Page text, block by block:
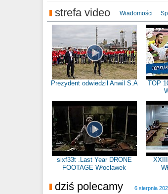
strefa video Wiadomości
Prezydent odwiedził Anwil S.A
TOP
sixf33t .Last Year DRONE
FOOTAGE Włocławek
dziś polecamy 6 sierpnia